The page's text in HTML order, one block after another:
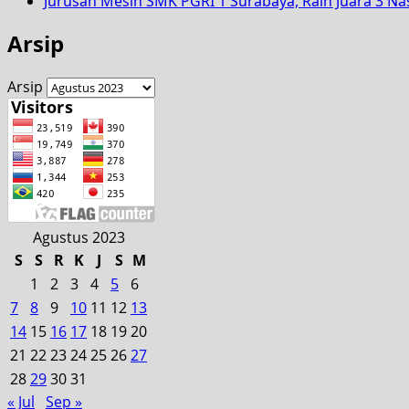
Arsip
Arsip
Agustus 2023
S
S R K J S M
1
2 3 4 5
6
7 8 9 10 11 12 13
14 15 16 17 18 1920
21 222324252627
28293031
« Jul Sep »